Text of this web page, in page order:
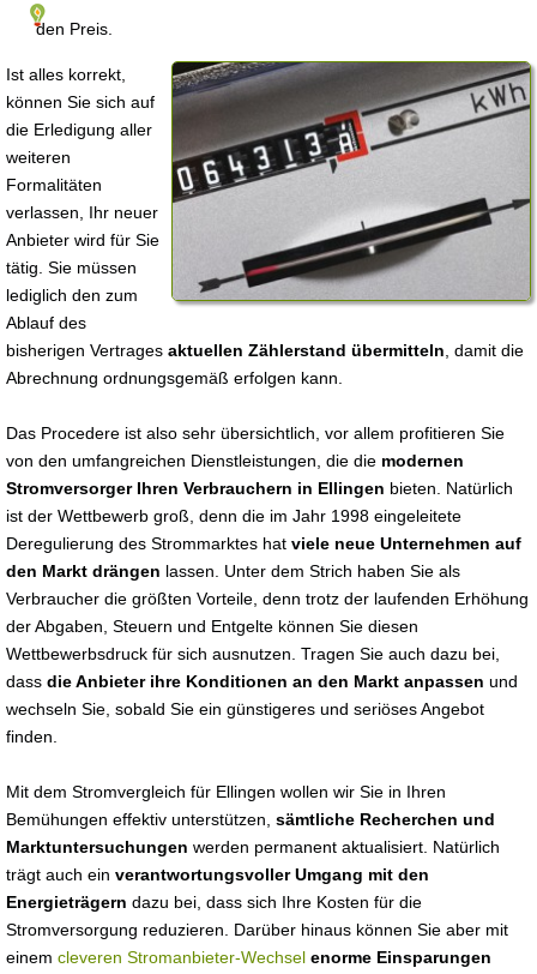
den Preis.
Ist alles korrekt,
können Sie sich auf
die Erledigung aller
weiteren
Formalitäten
verlassen, Ihr neuer
Anbieter wird für Sie
tätig. Sie müssen
lediglich den zum
Ablauf des
bisherigen Vertrages aktuellen Zählerstand übermitteln , damit die
Abrechnung ordnungsgemäß erfolgen kann.
Das Procedere ist also sehr übersichtlich, vor allem profitieren Sie
von den umfangreichen Dienstleistungen, die die modernen
Stromversorger Ihren Verbrauchern in Ellingen bieten. Natürlich
ist der Wettbewerb groß, denn die im Jahr 1998 eingeleitete
Deregulierung des Strommarktes hat viele neue Unternehmen auf
den Markt drängen lassen. Unter dem Strich haben Sie als
Verbraucher die größten Vorteile, denn trotz der laufenden Erhöhung
der Abgaben, Steuern und Entgelte können Sie diesen
Wettbewerbsdruck für sich ausnutzen. Tragen Sie auch dazu bei,
dass die Anbieter ihre Konditionen an den Markt anpassen und
wechseln Sie, sobald Sie ein günstigeres und seriöses Angebot
finden.
Mit dem Stromvergleich für Ellingen wollen wir Sie in Ihren
Bemühungen effektiv unterstützen, sämtliche Recherchen und
Marktuntersuchungen werden permanent aktualisiert. Natürlich
trägt auch ein verantwortungsvoller Umgang mit den
Energieträgern dazu bei, dass sich Ihre Kosten für die
Stromversorgung reduzieren. Darüber hinaus können Sie aber mit
einem cleveren Stromanbieter-Wechsel enorme Einsparungen